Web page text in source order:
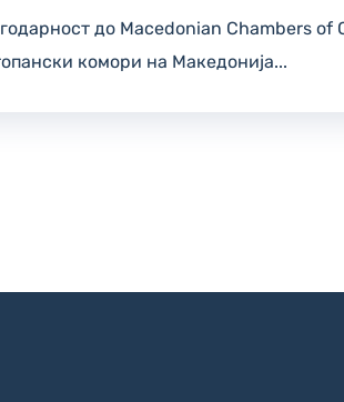
до Macedonian Chambers of
комори на Македонија...